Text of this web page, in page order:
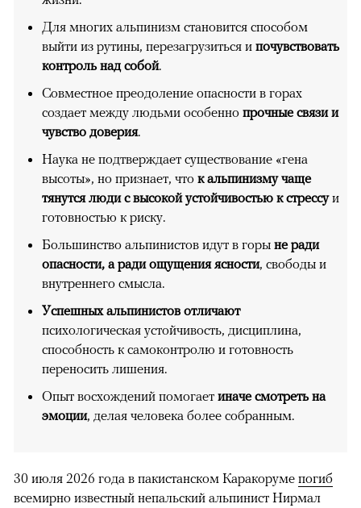
Для многих альпинизм становится способом
выйти из рутины, перезагрузиться и почувствовать
контроль над собой.
Совместное преодоление опасности в горах
создает между людьми особенно прочные связи и
чувство доверия.
Наука не подтверждает существование «гена
высоты», но признает, что к альпинизму чаще
тянутся люди с высокой устойчивостью к стрессуи
готовностью к риску.
Большинство альпинистов идут в горы не ради
опасности, а ради ощущения ясности, свободы и
внутреннего смысла.
Успешных альпинистов отличают
психологическая устойчивость, дисциплина,
способность к самоконтролю и готовность
переносить лишения.
Опыт восхождений помогает иначе смотреть на
эмоции, делая человека более собранным.
30 июля 2026 года в пакистанском Каракоруме погиб
всемирно известный непальский альпинист Нирмал